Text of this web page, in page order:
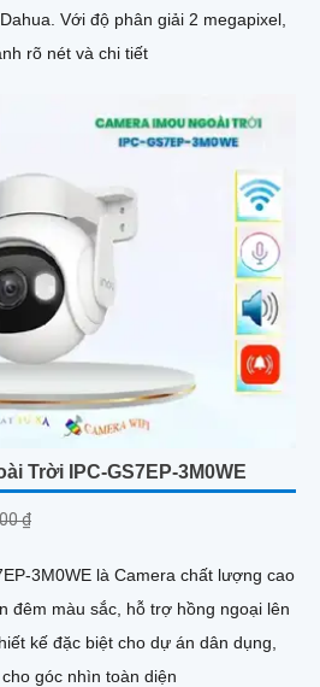
megapixel,
rõ nét và chi tiết
Trời IPC-GS7EP-3M0WE
₫
3M0WE là Camera chất lượng cao
đêm màu sắc, hỗ trợ hồng ngoại lên
góc nhìn toàn diện